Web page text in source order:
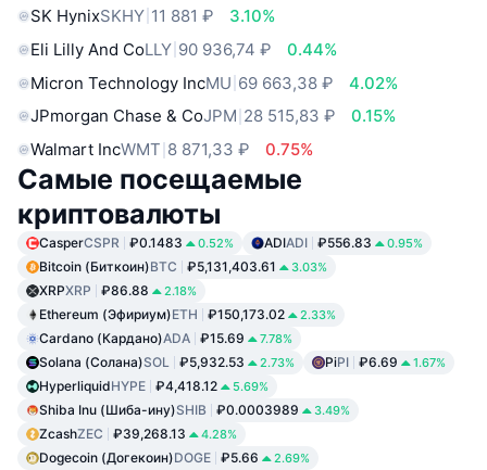
SK HynixSKHY 11 881 ₽
3.10%
Eli Lilly And CoLLY 90 936,74 ₽
0.44%
Micron Technology IncMU 69 663,38 ₽
4.02%
JPmorgan Chase & CoJPM 28 515,83 ₽
0.15%
Walmart IncWMT 8 871,33 ₽ 0.75%
Самые посещаемые
криптовалюты
CasperCSPR ₽0.1483 0.52% ADIADI ₽556.83 0.95%
Bitcoin (Биткоин)BTC ₽5,131,403.61 3.03%
XRPXRP ₽86.88 2.18%
Ethereum (Эфириум)ETH ₽150,173.02 2.33%
Cardano (Кардано)ADA ₽15.69 7.78%
Solana (Солана)SOL ₽5,932.53 2.73% PiPI ₽6.69 1.67%
HyperliquidHYPE ₽4,418.12 5.69%
Shiba Inu (Шиба-ину)SHIB ₽0.0003989 3.49%
ZcashZEC ₽39,268.13 4.28%
Dogecoin (Догекоин)DOGE ₽5.66 2.69%